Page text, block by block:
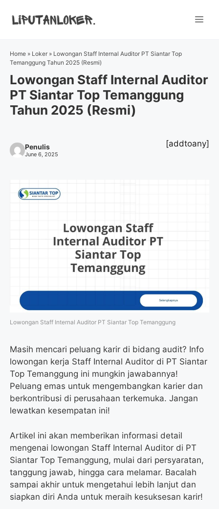
Home » Loker » Lowongan Staff Internal Auditor PT Siantar Top
Temanggung Tahun 2025 (Resmi)
Lowongan Staff Internal Auditor
PT Siantar Top Temanggung
Tahun 2025 (Resmi)
Penulis
June 6, 2025
[addtoany]
Lowongan Staff Internal Auditor PT Siantar Top Temanggung
Masih mencari peluang karir di bidang audit? Info
lowongan kerja Staff Internal Auditor di PT Siantar
Top Temanggung ini mungkin jawabannya!
Peluang emas untuk mengembangkan karier dan
berkontribusi di perusahaan terkemuka. Jangan
lewatkan kesempatan ini!
Artikel ini akan memberikan informasi detail
mengenai lowongan Staff Internal Auditor di PT
Siantar Top Temanggung, mulai dari persyaratan,
tanggung jawab, hingga cara melamar. Bacalah
sampai akhir untuk mengetahui lebih lanjut dan
siapkan diri Anda untuk meraih kesuksesan karir!